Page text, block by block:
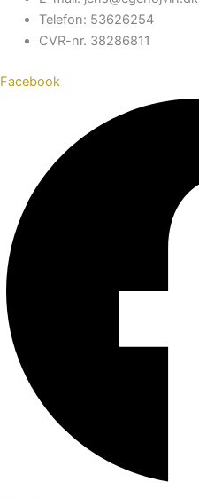
Telefon: 53626254
CVR-nr. 38286811
Facebook